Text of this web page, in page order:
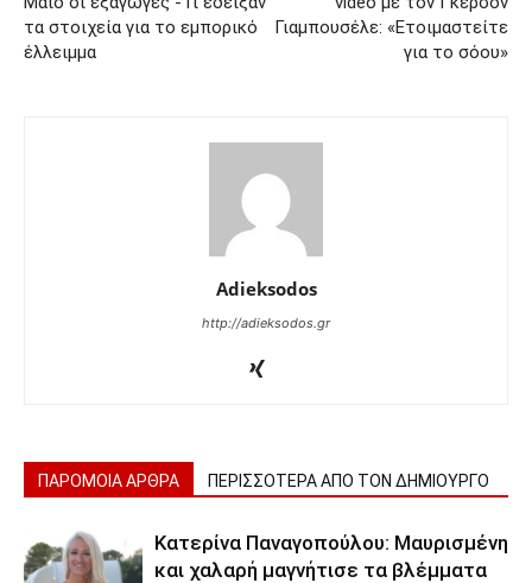
τα στοιχεία για το εμπορικό
έλλειμμα
Γιαμπουσέλε: «Ετοιμαστείτε
για το σόου»
Adieksodos
http://adieksodos.gr
ΠΑΡΟΜΟΙΑ ΑΡΘΡΑ ΠΕΡΙΣΣΟΤΕΡΑ ΑΠΟ ΤΟΝ ΔΗΜΙΟΥΡΓΟ
Κατερίνα Παναγοπούλου: Μαυρισμένη
και χαλαρή μαγνήτισε τα βλέμματα